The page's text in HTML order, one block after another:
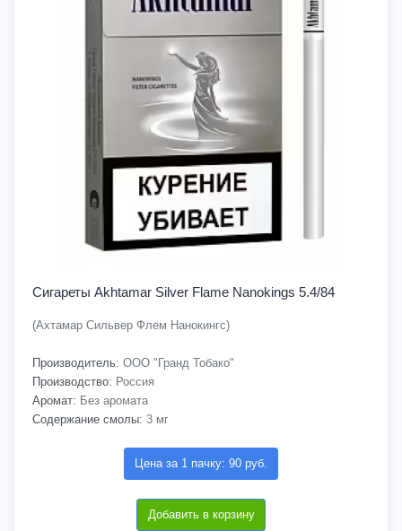
Сигареты Akhtamar Silver Flame Nanokings 5.4/84
(Ахтамар Сильвер Флем Нанокингс)
Производитель: ООО "Гранд Тобако"
Производство: Россия
Аромат: Без аромата
Содержание смолы: 3 мг
Цена за 1 пачку: 90 руб.
Добавить в корзину